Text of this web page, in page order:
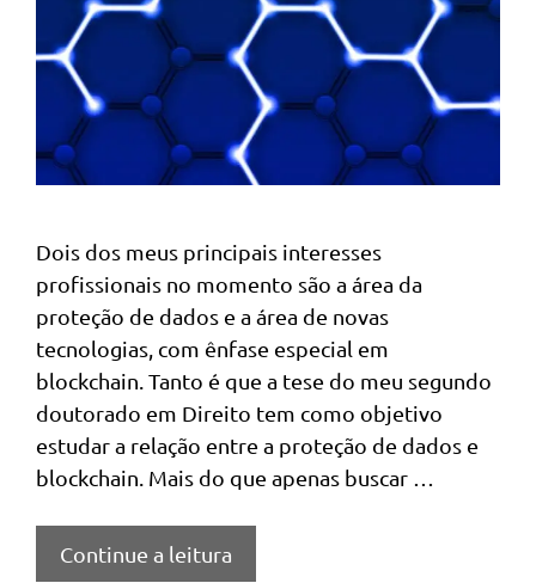
Dois dos meus principais interesses
profissionais no momento são a área da
proteção de dados e a área de novas
tecnologias, com ênfase especial em
blockchain. Tanto é que a tese do meu segundo
doutorado em Direito tem como objetivo
estudar a relação entre a proteção de dados e
blockchain. Mais do que apenas buscar …
Continue a leitura